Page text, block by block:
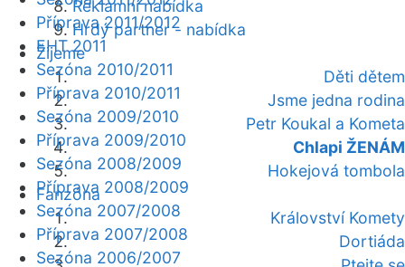
Reklamní nabídka
Hrdý partner - nabídka
Žijeme
Děti dětem
Jsme jedna rodina
Petr Koukal a Kometa
Chlapi ŽENÁM
Hokejová tombola
Fanzóna
Království Komety
Dortiáda
Příprava 2011/2012
EHT 2011
Sezóna 2010/2011
Příprava 2010/2011
Sezóna 2009/2010
Příprava 2009/2010
Sezóna 2008/2009
Příprava 2008/2009
Sezóna 2007/2008
Příprava 2007/2008
Sezóna 2006/2007